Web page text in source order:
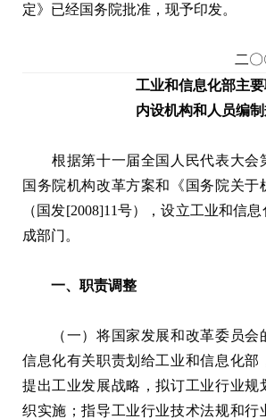
定》已经国务院批准，现予印发。
二
工业和信息化部主
内设机构和人员编制
根据第十一届全国人民代表大会
国务院机构改革方案和《国务院关于
（国发[2008]11号），设立工业和信
成部门。
一、职责调整
（一）将国家发展和改革委员会
信息化有关职责划给工业和信息化部
提出工业发展战略，拟订工业行业规
织实施；指导工业行业技术法规和行